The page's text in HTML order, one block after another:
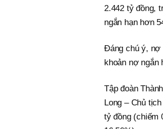
2.442 tỷ đồng,
ngắn hạn hơn
Đáng chú ý, nợ
khoản nợ ngắn
Tập đoàn
Long – Chủ
tỷ đồng (chiếm